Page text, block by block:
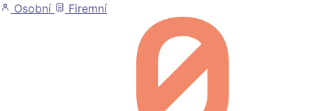
SkipOsobní Firemní